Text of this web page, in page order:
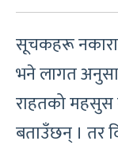
सूचकहरू
भने लागत
राहतको महसुस
बताउँछन् । तर